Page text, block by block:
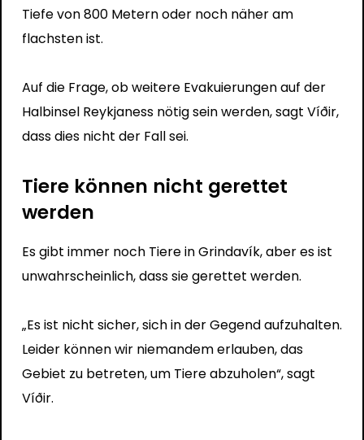
Tiefe von 800 Metern oder noch näher am
flachsten ist.
Auf die Frage, ob weitere Evakuierungen auf der
Halbinsel Reykjaness nötig sein werden, sagt Víðir,
dass dies nicht der Fall sei.
Tiere können nicht gerettet
werden
Es gibt immer noch Tiere in Grindavík, aber es ist
unwahrscheinlich, dass sie gerettet werden.
„Es ist nicht sicher, sich in der Gegend aufzuhalten.
Leider können wir niemandem erlauben, das
Gebiet zu betreten, um Tiere abzuholen“, sagt
Víðir.